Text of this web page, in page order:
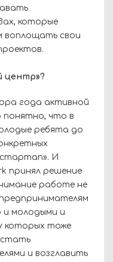
которые
воплощать свои
центр»?
года активной
понятно, что в
ребята до
И
принял решение
работе не
и молодыми и
которых тоже
стать
и возглавить